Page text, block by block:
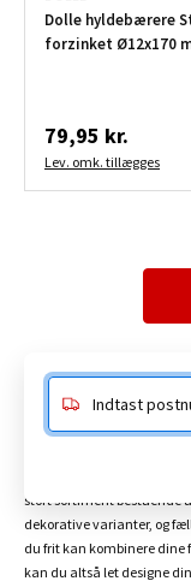
Dolle hyldebærere
forzinket Ø12x170
79,95 kr.
Lev. omk. tillægges
En hyldeknægt er designet
stort sortiment bestående
dekorative varianter, og
du frit kan kombinere dine
kan du altså let designe
Indtast